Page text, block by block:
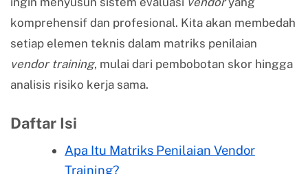
komprehensif dan profesional. Kita akan membedah
setiap elemen teknis dalam matriks penilaian
vendor training, mulai dari pembobotan skor hingga
analisis risiko kerja sama.
Daftar Isi
Apa Itu Matriks Penilaian Vendor
Training?